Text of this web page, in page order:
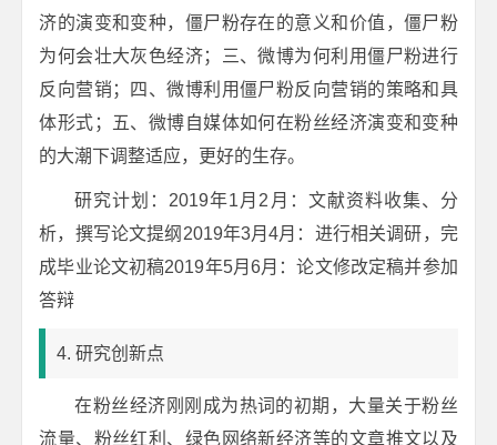
济的演变和变种，僵尸粉存在的意义和价值，僵尸粉
为何会壮大灰色经济；三、微博为何利用僵尸粉进行
反向营销；四、微博利用僵尸粉反向营销的策略和具
体形式；五、微博自媒体如何在粉丝经济演变和变种
的大潮下调整适应，更好的生存。
研究计划：2019年1月2月：文献资料收集、分
析，撰写论文提纲2019年3月4月：进行相关调研，完
成毕业论文初稿2019年5月6月：论文修改定稿并参加
答辩
4. 研究创新点
在粉丝经济刚刚成为热词的初期，大量关于粉丝
流量、粉丝红利、绿色网络新经济等的文章推文以及